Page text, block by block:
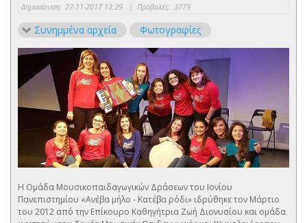
Δημοσίευση: 27-11-2017 13:29 | Προβολές: 3779
Συνημμένα αρχεία Φωτογραφίες
Η Ομάδα Μουσικοπαιδαγωγικών Δράσεων του Ιονίου
Πανεπιστημίου «Ανέβα μήλο - Kατέβα ρόδι» ιδρύθηκε τον Μάρτιο
του 2012 από την Επίκουρο Καθηγήτρια Ζωή Διονυσίου και ομάδα